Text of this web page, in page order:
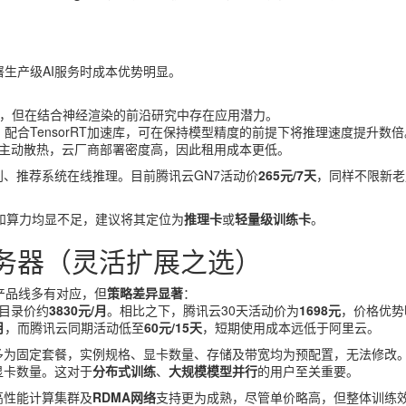
产级AI服务时成本优势明显。
在结合神经渲染的前沿研究中存在应用潜力。
合TensorRT加速库，可在保持模型精度的前提下将推理速度提升数
散热，云厂商部署密度高，因此租用成本更低。
推荐系统在线推理。目前腾讯云GN7活动价265元/7天，同样不限新
力均显不足，建议将其定位为推理卡或轻量级训练卡。
（灵活扩展之选）
线多有对应，但策略差异显著：
录价约3830元/月。相比之下，腾讯云30天活动价为1698元，价格优
，而腾讯云同期活动低至60元/15天，短期使用成本远低于阿里云。
固定套餐，实例规格、显卡数量、存储及带宽均为预配置，无法修改
数量。这对于分布式训练、 大规模模型并行的用户至关重要。
能计算集群及RDMA网络支持更为成熟，尽管单价略高，但整体训